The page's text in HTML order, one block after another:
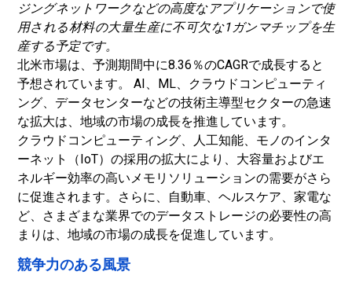
ジングネットワークなどの高度なアプリケーションで使
用される材料の大量生産に不可欠な1ガンマチップを生
産する予定です。
北米市場は、予測期間中に8.36％のCAGRで成長すると
予想されています。 AI、ML、クラウドコンピューティ
ング、データセンターなどの技術主導型セクターの急速
な拡大は、地域の市場の成長を推進しています。
クラウドコンピューティング、人工知能、モノのインタ
ーネット（IoT）の採用の拡大により、大容量およびエ
ネルギー効率の高いメモリソリューションの需要がさら
に促進されます。さらに、自動車、ヘルスケア、家電な
ど、さまざまな業界でのデータストレージの必要性の高
まりは、地域の市場の成長を促進しています。
競争力のある風景